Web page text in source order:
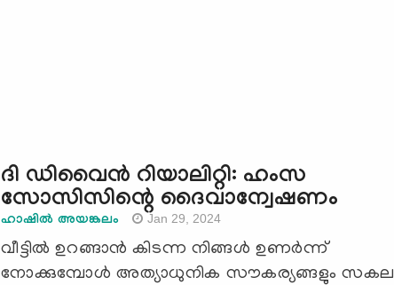
ദി ഡിവൈൻ റിയാലിറ്റി: ഹംസ
സോസിസിന്റെ ദൈവാന്വേഷണം
ഹാഷിൽ അയങ്കലം Jan 29, 2024
വീട്ടിൽ ഉറങ്ങാൻ കിടന്ന നിങ്ങൾ ഉണർന്ന്
നോക്കുമ്പോൾ അത്യാധുനിക സൗകര്യങ്ങളും സകല